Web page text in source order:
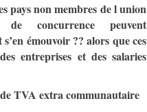
pays non membres de l union
de concurrence peuvent
émouvoir ?? alors que ces
entreprises et des salaries
TVA extra communautaire